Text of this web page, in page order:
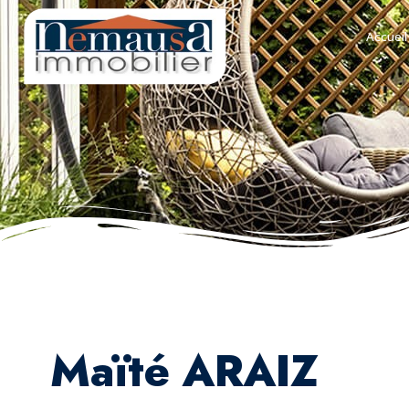
Accueil
Maïté ARAIZ